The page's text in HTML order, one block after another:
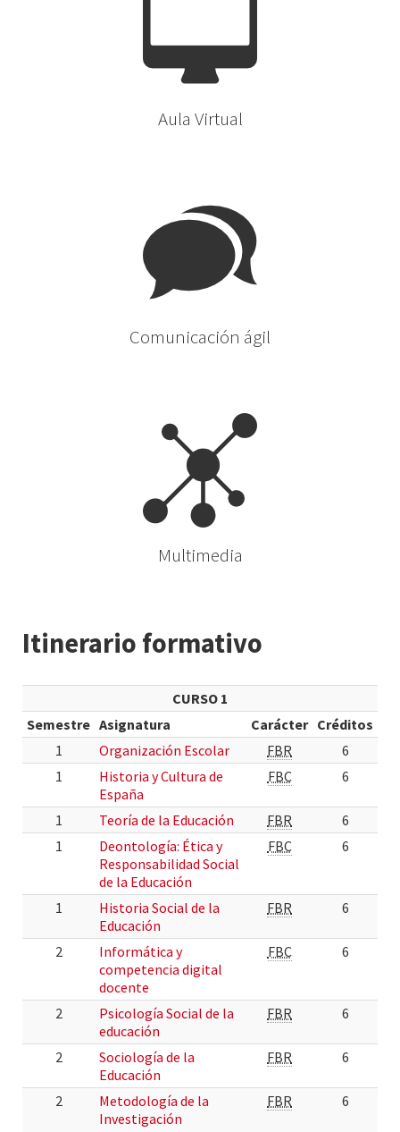
Aula Virtual
Comunicación ágil
Multimedia
Itinerario formativo
CURSO 1
Semestre Asignatura Carácter Créditos
1
Organización Escolar FBR
6
1
Historia y Cultura de
España
FBC 6
1 Teoría de la Educación FBR
6
1
Deontología: Ética y
Responsabilidad Social
de la Educación
FBC 6
1
Historia Social de la
Educación
FBR 6
2
Informática y
competencia digital
docente
FBC 6
2
Psicología Social de la
educación
FBR 6
2
Sociología de la
Educación
FBR 6
2
Metodología de la
Investigación
FBR 6